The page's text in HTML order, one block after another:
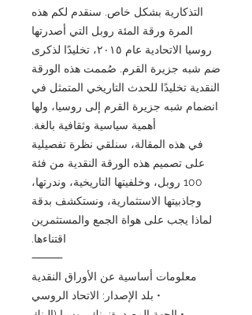
التذكارية بشكل خاص. سنقدم لكم هذه
المرة ورقة المئة روبل التي أصدرتها
روسيا الاتحادية عام ٢٠١٥، تخليدًا لذكرى
ضم شبه جزيرة القرم. صُممت هذه الورقة
النقدية تخليدًا للحدث التاريخي المتمثل في
انضمام شبه جزيرة القرم إلى روسيا، ولها
أهمية سياسية وثقافية بالغة.
في هذه المقالة، سنلقي نظرة تفصيلية
على تصميم هذه الورقة النقدية من فئة
100 روبل، وخلفيتها التاريخية، وندرتها،
وجاذبيتها الاستثمارية، ونستكشف بدقة
لماذا يجب على هواة الجمع والمستثمرين
اقتناءها.
⸻
معلومات أساسية عن الأوراق النقدية
• بلد الإصدار: الاتحاد الروسي